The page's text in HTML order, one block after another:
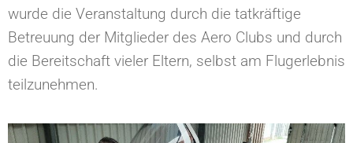
wurde die Veranstaltung durch die tatkräftige
Betreuung der Mitglieder des Aero Clubs und durch
die Bereitschaft vieler Eltern, selbst am Flugerlebnis
teilzunehmen.